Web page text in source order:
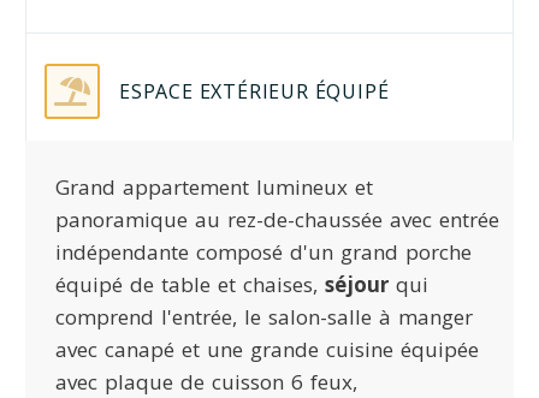
ESPACE EXTÉRIEUR ÉQUIPÉ
Grand appartement lumineux et
panoramique au rez-de-chaussée avec entrée
indépendante composé d'un grand porche
équipé de table et chaises, séjour qui
comprend l'entrée, le salon-salle à manger
avec canapé et une grande cuisine équipée
avec plaque de cuisson 6 feux,